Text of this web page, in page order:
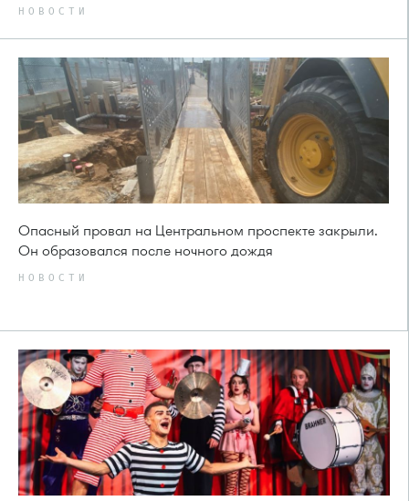
НОВОСТИ
Опасный провал на Центральном проспекте закрыли.
Он образовался после ночного дождя
НОВОСТИ